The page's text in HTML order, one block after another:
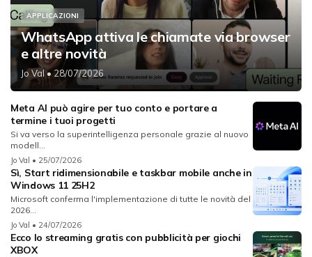
APPLICAZIONI
WhatsApp attiva le chiamate via browser
e altre novità
Jo Val• 28/07/2026
Meta AI può agire per tuo conto e portare a
termine i tuoi progetti
Si va verso la superintelligenza personale grazie al nuovo
modell...
Jo Val • 25/07/2026
Sì, Start ridimensionabile e taskbar mobile anche in
Windows 11 25H2
Microsoft conferma l'implementazione di tutte le novità del
2026...
Jo Val • 24/07/2026
Ecco lo streaming gratis con pubblicità per giochi
XBOX